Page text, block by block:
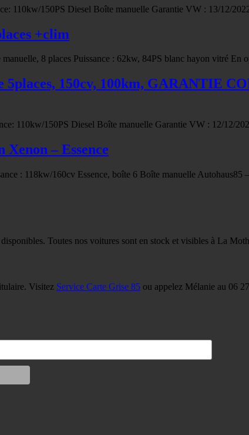
110kw/150PS Diesel Boîte manuelle Garantie VW : 13/12/
+clim
8 places Puissance : 62kw, 84PS blanc hayon vitré
150cv, 100km, GARANTIE
110kw/150PS Diesel Boîte manuelle Garantie VW : 12/12/
– Essence
: 118kw/160cv Essence, boîte 6 Boîte manuelle Autohaus85
Toutes nos voitures sont en stock et visibles à La
Visitez Service Carte Grise 85 ou appelez Mélanie au 06